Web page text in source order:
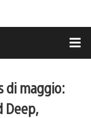
di maggio:
Deep,